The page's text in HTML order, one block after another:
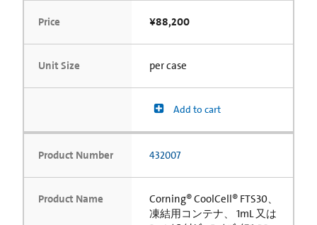
Price ¥88,200
Unit Size per case
Add to cart
Product Number 432007
Product Name
Corning® CoolCell® FTS30、
凍結用コンテナ、 1mL 又は